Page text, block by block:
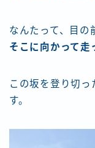
なんたって、目の
そこに向かって走
この坂を登り切
す。